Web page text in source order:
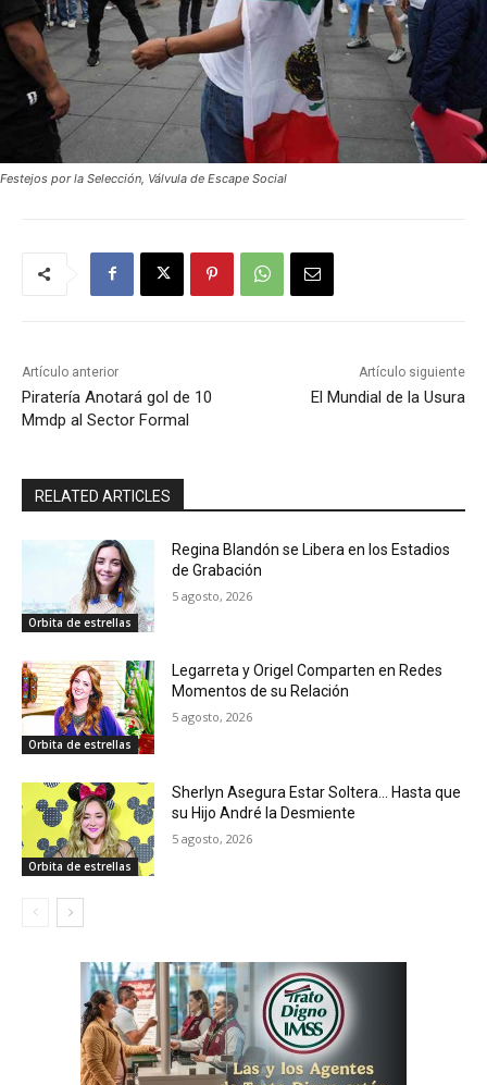
Festejos por la Selección, Válvula de Escape Social
Artículo anterior
Piratería Anotará gol de 10
Mmdp al Sector Formal
Artículo siguiente
El Mundial de la Usura
RELATED ARTICLES
Orbita de estrellas
Regina Blandón se Libera en los Estadios
de Grabación
5 agosto, 2026
Orbita de estrellas
Legarreta y Origel Comparten en Redes
Momentos de su Relación
5 agosto, 2026
Orbita de estrellas
Sherlyn Asegura Estar Soltera… Hasta que
su Hijo André la Desmiente
5 agosto, 2026